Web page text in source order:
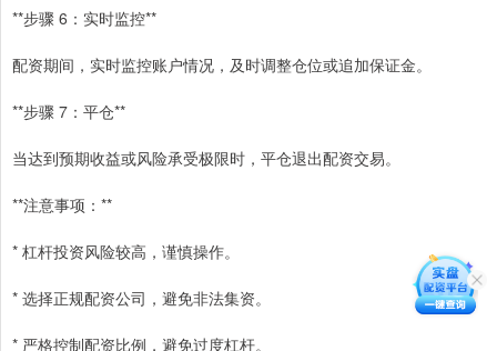
**步骤 6：实时监控**
配资期间，实时监控账户情况，及时调整仓位或追加保证金。
**步骤 7：平仓**
当达到预期收益或风险承受极限时，平仓退出配资交易。
**注意事项：**
* 杠杆投资风险较高，谨慎操作。
* 选择正规配资公司，避免非法集资。
* 严格控制配资比例，避免过度杠杆。